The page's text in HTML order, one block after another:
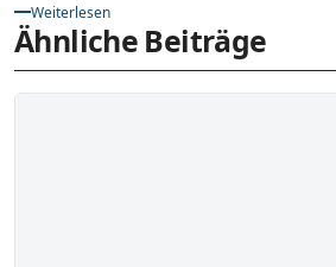
Weiterlesen
Ähnliche Beiträge